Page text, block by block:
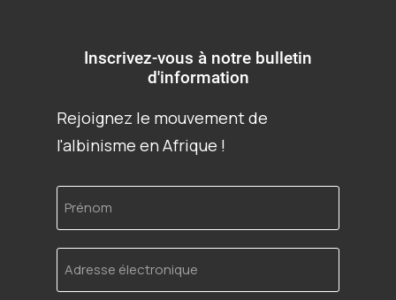
Inscrivez-vous à notre bulletin
d'information
Rejoignez le mouvement de
l'albinisme en Afrique !
Prénom
Adresse
électronique